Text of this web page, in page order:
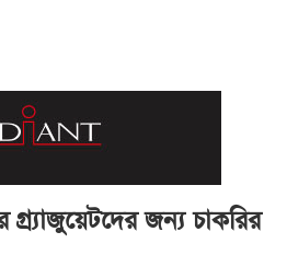
জন্য চাকরির